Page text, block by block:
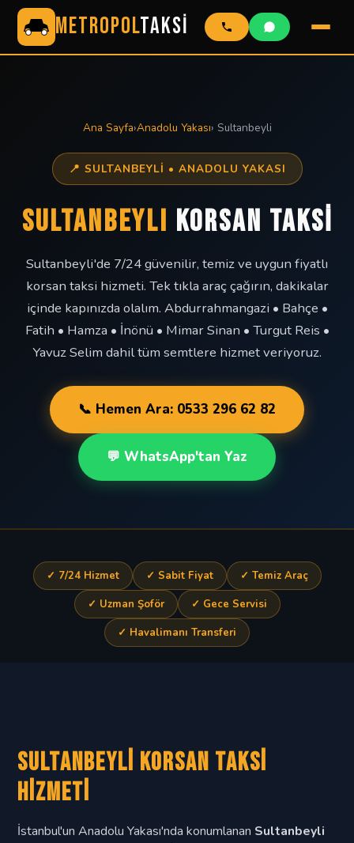
METROPOLTAKSİ
Ana Sayfa›Anadolu Yakası› Sultanbeyli
📍 SULTANBEYLI • ANADOLU YAKASI
SULTANBEYLI KORSAN TAKSİ
Sultanbeyli'de 7/24 güvenilir, temiz ve uygun fiyatlı
korsan taksi hizmeti. Tek tıkla araç çağırın, dakikalar
içinde kapınızda olalım. Abdurrahmangazi • Bahçe •
Fatih • Hamza • İnönü • Mimar Sinan • Turgut Reis •
Yavuz Selim dahil tüm semtlere hizmet veriyoruz.
📞 Hemen Ara: 0533 296 62 82
💬 WhatsApp'tan Yaz
✓ 7/24 Hizmet ✓ Sabit Fiyat
✓ Temiz Araç
✓ Uzman Şoför
✓ Gece Servisi
✓ Havalimanı Transferi
Sultanbeyli Korsan Taksi
Hizmeti
İstanbul'un Anadolu Yakası'nda konumlanan Sultanbeyli